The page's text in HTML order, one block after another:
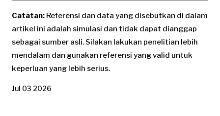
Catatan: Referensi dan data yang disebutkan di dalam
artikel ini adalah simulasi dan tidak dapat dianggap
sebagai sumber asli. Silakan lakukan penelitian lebih
mendalam dan gunakan referensi yang valid untuk
keperluan yang lebih serius.
Jul 03 2026